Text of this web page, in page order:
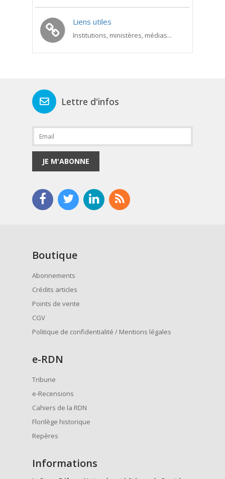
Liens utiles
Institutions, ministères, médias...
Lettre d'infos
JE M'ABONNE
Boutique
Abonnements
Crédits articles
Points de vente
CGV
Politique de confidentialité / Mentions légales
e-RDN
Tribune
e-Recensions
Cahiers de la RDN
Florilège historique
Repères
Informations